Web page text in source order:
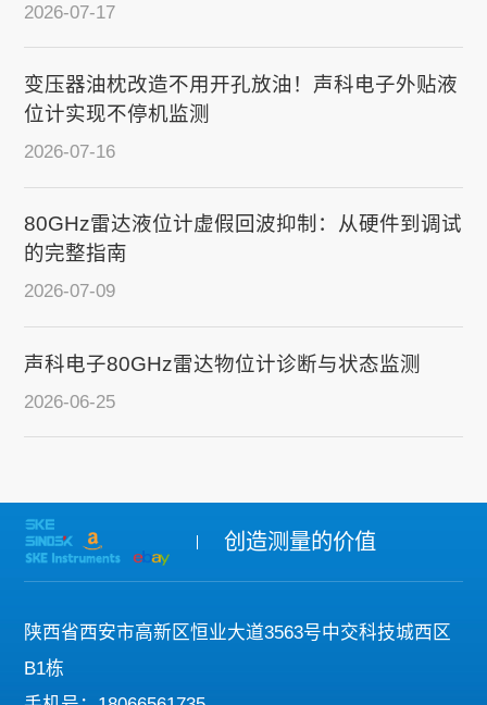
2026-07-17
变压器油枕改造不用开孔放油！声科电子外贴液
位计实现不停机监测
2026-07-16
80GHz雷达液位计虚假回波抑制：从硬件到调试
的完整指南
2026-07-09
声科电子80GHz雷达物位计诊断与状态监测
2026-06-25
创造测量的价值
陕西省西安市高新区恒业大道3563号中交科技城西区
B1栋